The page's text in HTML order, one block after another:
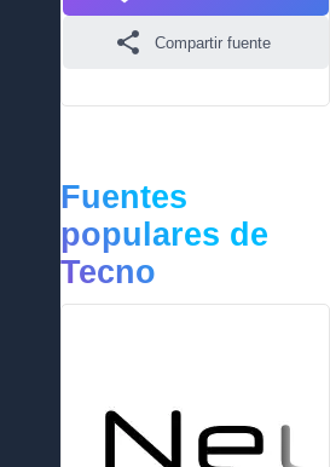
Compartir fuente
Fuentes
populares de
Tecno